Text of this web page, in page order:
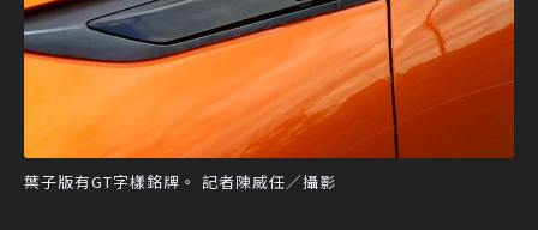
葉子版有GT字樣銘牌。 記者陳威任／攝影